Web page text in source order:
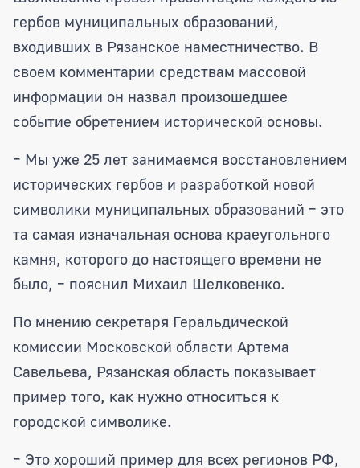
гербов муниципальных образований,
входивших в Рязанское наместничество. В
своем комментарии средствам массовой
информации он назвал произошедшее
событие обретением исторической основы.
– Мы уже 25 лет занимаемся восстановлением
исторических гербов и разработкой новой
символики муниципальных образований – это
та самая изначальная основа краеугольного
камня, которого до настоящего времени не
было, – пояснил Михаил Шелковенко.
По мнению секретаря Геральдической
комиссии Московской области Артема
Савельева, Рязанская область показывает
пример того, как нужно относиться к
городской символике.
– Это хороший пример для всех регионов РФ,